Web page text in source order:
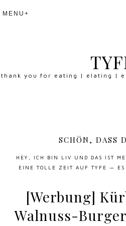
thank you for eating | elating |
SCHÖN, DASS
HEY, ICH BIN LIV UND DAS IST
EINE TOLLE ZEIT AUF TYFE —
[Werbung]
Walnuss-